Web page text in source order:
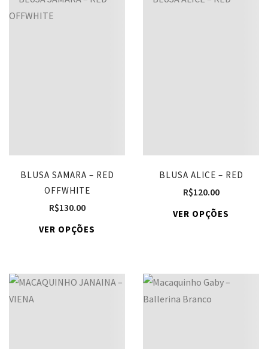
BLUSA SAMARA – RED
OFFWHITE
R$130.00
VER OPÇÕES
BLUSA ALICE – RED
R$120.00
VER OPÇÕES